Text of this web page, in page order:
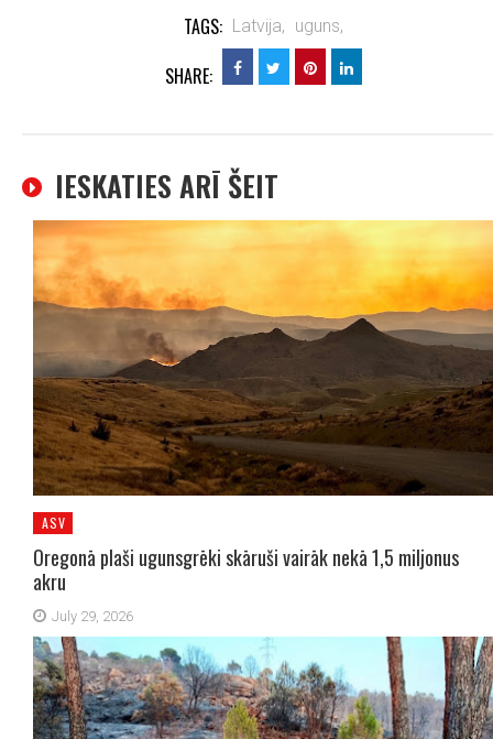
TAGS: Latvija, uguns,
SHARE:
IESKATIES ARĪ ŠEIT
ASV
Oregonā plaši ugunsgrēki skāruši vairāk nekā 1,5 miljonus
akru
July 29, 2026